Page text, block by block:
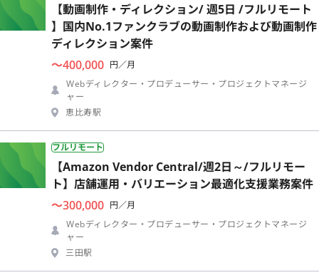
【動画制作・ディレクション/ 週5日 /フルリモート
】国内No.1ファンクラブの動画制作および動画制作
ディレクション案件
〜400,000 円／月
Webディレクター・プロデューサー・プロジェクトマネージ
ャー
恵比寿駅
フルリモート
【Amazon Vendor Central/週2日～/フルリモー
ト】店舗運用・バリエーション最適化支援業務案件
〜300,000 円／月
Webディレクター・プロデューサー・プロジェクトマネージ
ャー
三田駅